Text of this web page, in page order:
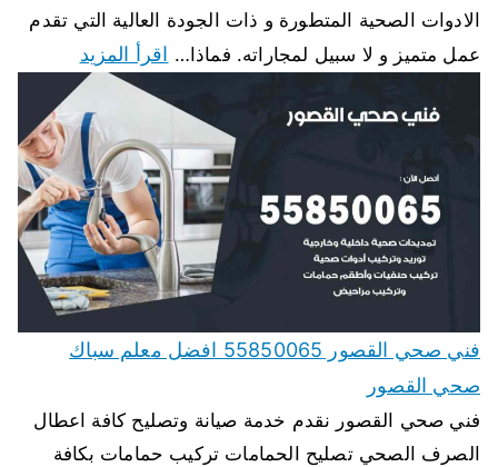
الادوات الصحية المتطورة و ذات الجودة العالية التي تقدم
عمل متميز و لا سبيل لمجاراته. فماذا… اقرأ المزيد
فني صحي القصور 55850065 افضل معلم سباك
صحي القصور
فني صحي القصور نقدم خدمة صيانة وتصليح كافة اعطال
الصرف الصحي تصليح الحمامات تركيب حمامات بكافة